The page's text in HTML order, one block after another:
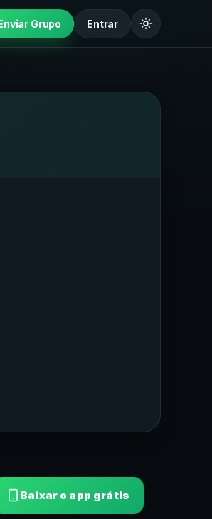
Grupo Entrar
Baixar o app grátis